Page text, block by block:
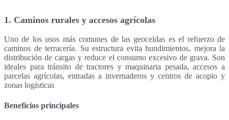
1. Caminos rurales y accesos agrícolas
Uno de los usos más comunes de las geoceldas es el refuerzo de
caminos de terracería. Su estructura evita hundimientos, mejora la
distribución de cargas y reduce el consumo excesivo de grava. Son
ideales para tránsito de tractores y maquinaria pesada, accesos a
parcelas agrícolas, entradas a invernaderos y centros de acopio y
zonas logísticas
Beneficios principales